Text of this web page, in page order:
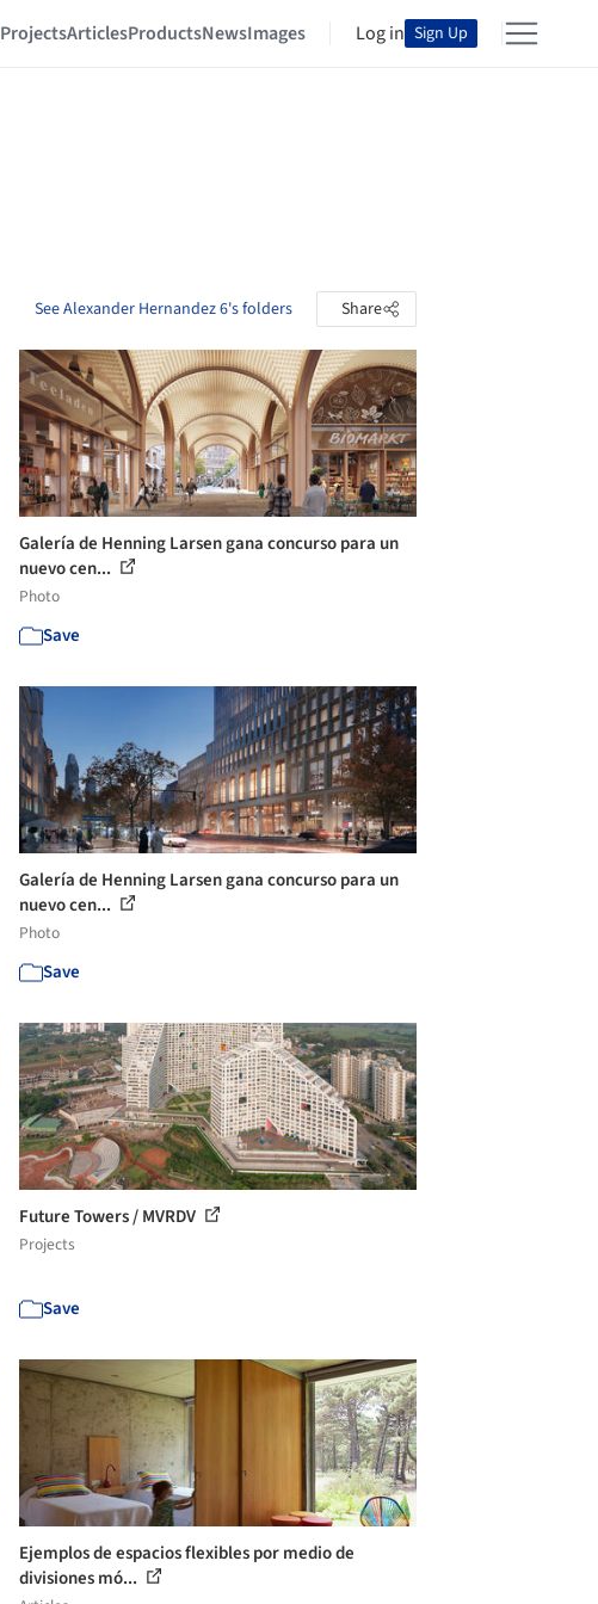
ProjectsArticlesProductsNewsImages Log in Sign Up
See Alexander Hernandez 6's folders Share
Galería de Henning Larsen gana concurso para un
nuevo cen...
Photo
Save
Galería de Henning Larsen gana concurso para un
nuevo cen...
Photo
Save
Future Towers / MVRDV
Projects
Save
Ejemplos de espacios flexibles por medio de
divisiones mó...